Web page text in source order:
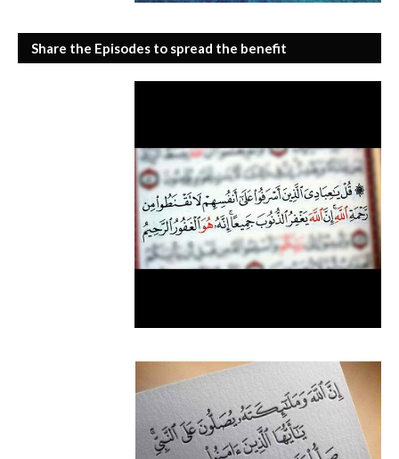
Share the Episodes to spread the benefit